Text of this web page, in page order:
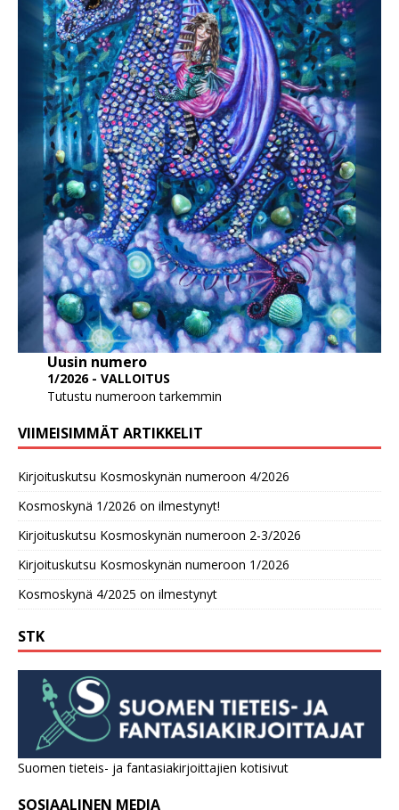
Uusin numero
1/2026 - VALLOITUS
Tutustu numeroon tarkemmin
VIIMEISIMMÄT ARTIKKELIT
Kirjoituskutsu Kosmoskynän numeroon 4/2026
Kosmoskynä 1/2026 on ilmestynyt!
Kirjoituskutsu Kosmoskynän numeroon 2-3/2026
Kirjoituskutsu Kosmoskynän numeroon 1/2026
Kosmoskynä 4/2025 on ilmestynyt
STK
Suomen tieteis- ja fantasiakirjoittajien kotisivut
SOSIAALINEN MEDIA